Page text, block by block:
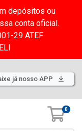
depósitos ou
conta oficial.
29 ATEF
já nosso APP
0